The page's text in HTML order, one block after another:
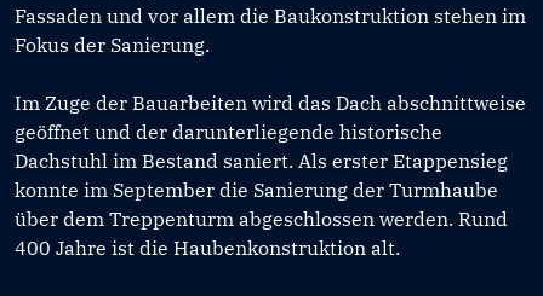
Fassaden und vor allem die Baukonstruktion stehen im
Fokus der Sanierung.
Im Zuge der Bauarbeiten wird das Dach abschnittweise
geöffnet und der darunterliegende historische
Dachstuhl im Bestand saniert. Als erster Etappensieg
konnte im September die Sanierung der Turmhaube
über dem Treppenturm abgeschlossen werden. Rund
400 Jahre ist die Haubenkonstruktion alt.